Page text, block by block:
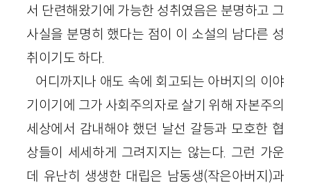
서 단련해왔기에 가능한 성취였음은 분명하고 그
사실을 분명히 했다는 점이 이 소설의 남다른 성
취이기도 하다.
어디까지나 애도 속에 회고되는 아버지의 이야
기이기에 그가 사회주의자로 살기 위해 자본주의
세상에서 감내해야 했던 날선 갈등과 모호한 협
상들이 세세하게 그려지지는 않는다. 그런 가운
데 유난히 생생한 대립은 남동생(작은아버지)과